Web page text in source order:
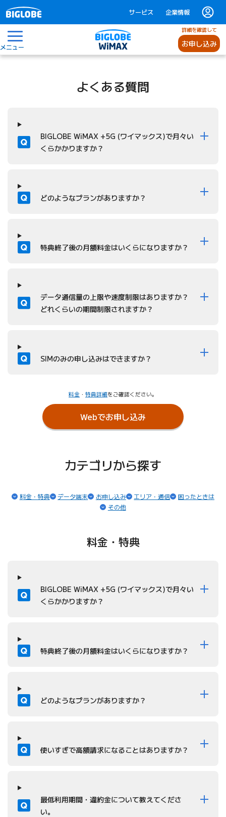
サービス 企業情報
メニュー
詳細を確認して
お申し込み
よくある質問
質問
BIGLOBE WiMAX +5G (ワイマックス)で月々い
くらかかりますか？
質問 どのようなプランがありますか？
質問 特典終了後の月額料金はいくらになりますか？
質問
データ通信量の上限や速度制限はありますか？
どれくらいの期間制限されますか？
質問 SIMのみの申し込みはできますか？
料金 ・ 特典詳細をご確認ください。
Webでお申し込み
カテゴリから探す
料金・特典（ページ内リンク）
データ端末（ページ内リンク）
お申し込み（ページ内リンク）
エリア・通信（ページ内リンク）
困ったときは（
その他（ページ内リンク）
料金・特典
質問
BIGLOBE WiMAX +5G (ワイマックス)で月々い
くらかかりますか？
質問 特典終了後の月額料金はいくらになりますか？
質問 どのようなプランがありますか？
質問 使いすぎで高額請求になることはありますか？
質問
最低利用期間・違約金について教えてくださ
い。